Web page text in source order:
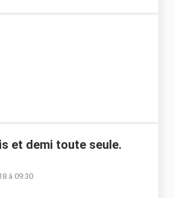
et demi toute seule.
à 09:30